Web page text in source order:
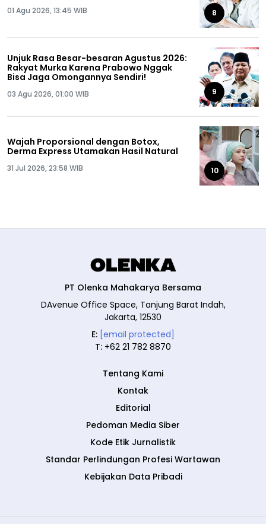
01 Agu 2026, 13:45 WIB 8
Unjuk Rasa Besar-besaran Agustus 2026:
Rakyat Murka Karena Prabowo Nggak
Bisa Jaga Omongannya Sendiri!
03 Agu 2026, 01:00 WIB 9
Wajah Proporsional dengan Botox,
Derma Express Utamakan Hasil Natural
31 Jul 2026, 23:58 WIB 10
PT Olenka Mahakarya Bersama
DAvenue Office Space, Tanjung Barat Indah,
Jakarta, 12530
E: [email protected]
T: +62 21 782 8870
Tentang Kami
Kontak
Editorial
Pedoman Media Siber
Kode Etik Jurnalistik
Standar Perlindungan Profesi Wartawan
Kebijakan Data Pribadi